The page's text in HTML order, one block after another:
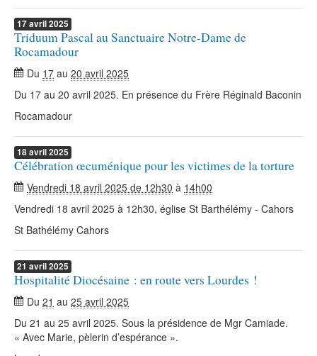
17avril2025
Triduum Pascal au Sanctuaire Notre-Dame de
Rocamadour
Du 17 au 20 avril 2025
Du 17 au 20 avril 2025. En présence du Frère Réginald Baconin
Rocamadour
18avril2025
Célébration œcuménique pour les victimes de la torture
Vendredi 18 avril 2025 de 12h30 à 14h00
Vendredi 18 avril 2025 à 12h30, église St Barthélémy - Cahors
St Bathélémy Cahors
21 avril2025
Hospitalité Diocésaine : en route vers Lourdes !
Du 21 au 25 avril 2025
Du 21 au 25 avril 2025. Sous la présidence de Mgr Camiade.
« Avec Marie, pèlerin d’espérance ».